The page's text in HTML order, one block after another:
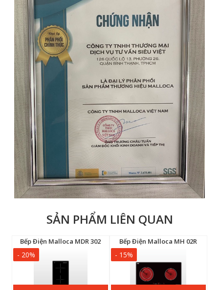
SẢN PHẨM LIÊN QUAN
Bếp Điện Malloca MDR 302
- 20%
Bếp Điện Malloca MH 02R
- 15%